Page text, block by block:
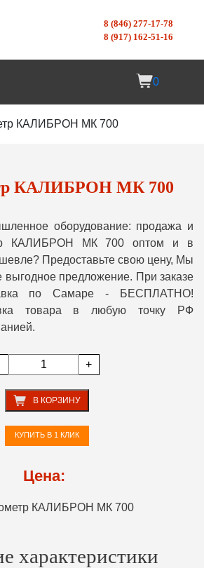
8 (846) 277-17-78
8 (917) 162-51-16
0
КАЛИБРОН МК 700
КАЛИБРОН МК 700
оборудование: продажа и
КАЛИБРОН МК 700 оптом и в
Предоставьте свою цену, Мы
предложение. При заказе
по Самаре - БЕСПЛАТНО!
товара в любую точку РФ
+
В КОРЗИНУ
КУПИТЬ В 1 КЛИК
Цена:
характеристики